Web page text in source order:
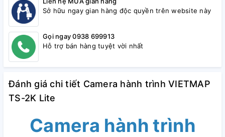
Sở hữu ngay gian hàng độc quyền trên website này
Gọi ngay 0938 699913
Hỗ trợ bán hàng tuyệt vời nhất
Đánh giá chi tiết Camera hành trình VIETMAP
TS-2K Lite
Camera hành trình